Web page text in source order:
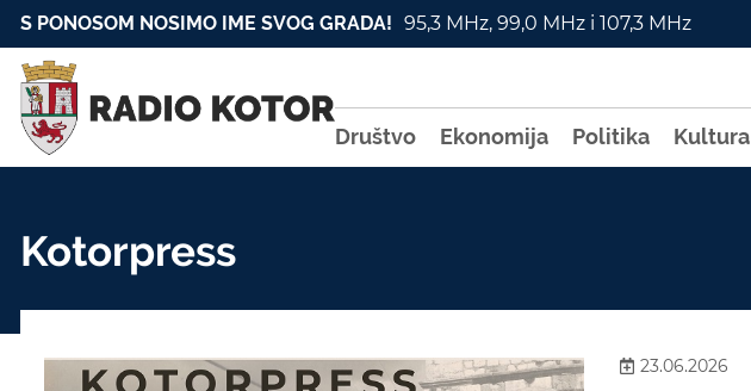
S PONOSOM NOSIMO IME SVOG GRADA! 95,3 MHz, 99,0 MHz i 107,3 MHz
Društvo Ekonomija Politika Kultura
Kotorpress
23.06.2026